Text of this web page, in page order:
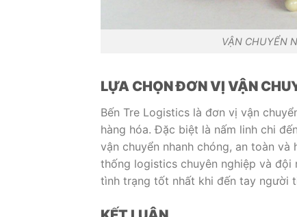
VẬN CHUYỂN
LỰA CHỌN ĐƠN VỊ VẬN
Bến Tre Logistics là đơn vị vận
hàng hóa. Đặc biệt là nấm linh chi
vận chuyển nhanh chóng, an toàn
thống logistics chuyên nghiệp và đội
tình trạng tốt nhất khi đến tay người